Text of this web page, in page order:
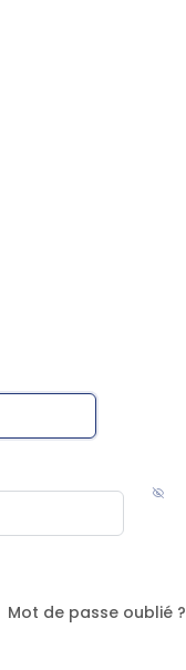
Mot de passe oublié ?